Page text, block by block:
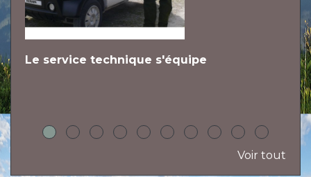
Le service technique s'équipe
Voir tout